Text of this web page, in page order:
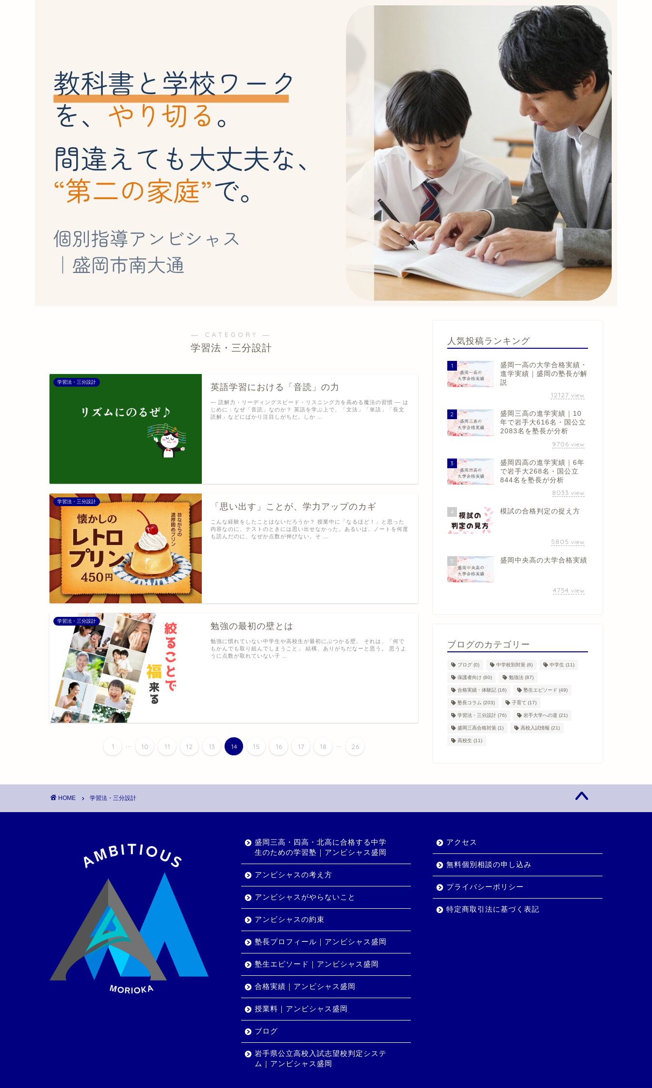
― CATEGORY ―
学習法・三分設計
学習法・三分設計
英語学習における「音読」の力
― 読解力・リーディングスピード・リスニング力を高める魔法の習慣 ― は
じめに：なぜ「音読」なのか？ 英語を学ぶ上で、「文法」「単語」「長文
読解」などにばかり注目しがちだ。しか …
学習法・三分設計
「思い出す」ことが、学力アップのカギ
こんな経験をしたことはないだろうか？ 授業中に「なるほど！」と思った
内容なのに、テストのときには思い出せなかった。あるいは、ノートを何度
も読んだのに、なぜか点数が伸びない。そ …
学習法・三分設計
勉強の最初の壁とは
勉強に慣れていない中学生や高校生が最初にぶつかる壁。 それは、「何で
もかんでも取り組んでしまうこと」 結構、ありがちだなーと思う。 思うよ
うに点数が取れていない子 …
1 ... 10 11 12 13 14 15 16 17 18 ... 26
人気投稿ランキング
1
盛岡一高の大学合格実績・
進学実績｜盛岡の塾長が解
説
12127 view
2
盛岡三高の進学実績｜10
年で岩手大616名・国公立
2083名を塾長が分析
9706 view
3
盛岡四高の進学実績｜6年
で岩手大268名・国公立
844名を塾長が分析
8033 view
4 模試の合格判定の捉え方
5805 view
5 盛岡中央高の大学合格実績
4754 view
ブログのカテゴリー
ブログ(0) 中学校別対策 (6) 中学生 (11)
保護者向け (60) 勉強法(87)
合格実績・体験記(16) 塾生エピソード (49)
塾長コラム (203) 子育て (17)
学習法・三分設計(76) 岩手大学への道 (21)
盛岡三高合格対策 (1) 高校入試情報 (21)
高校生 (11)
HOME 学習法・三分設計
盛岡三高・四高・北高に合格する中学
生のための学習塾｜アンビシャス盛岡
アンビシャスの考え方
アンビシャスがやらないこと
アンビシャスの約束
塾長プロフィール｜アンビシャス盛岡
塾生エピソード｜アンビシャス盛岡
合格実績｜アンビシャス盛岡
授業料｜アンビシャス盛岡
ブログ
岩手県公立高校入試志望校判定システ
ム｜アンビシャス盛岡
アクセス
無料個別相談の申し込み
プライバシーポリシー
特定商取引法に基づく表記